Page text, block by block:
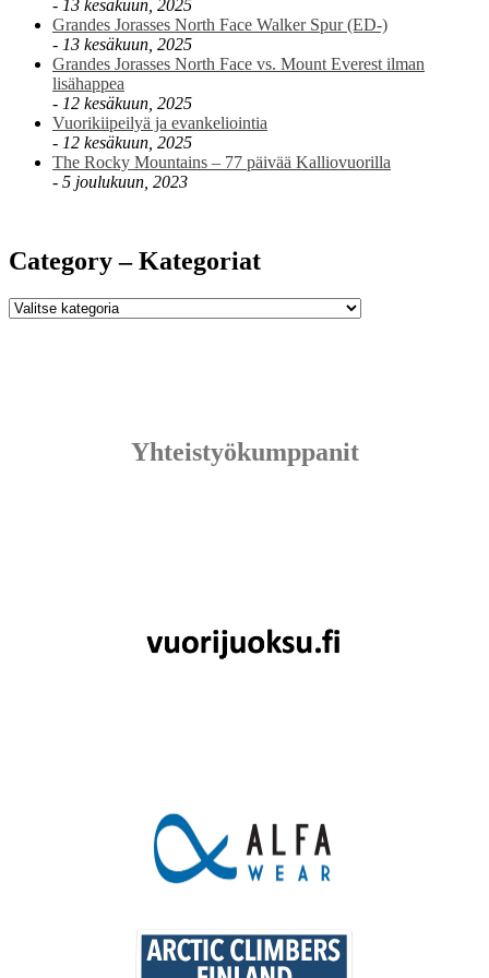
13 kesäkuun, 2025
Grandes Jorasses North Face Walker Spur (ED-)
13 kesäkuun, 2025
Grandes Jorasses North Face vs. Mount Everest ilman
lisähappea
12 kesäkuun, 2025
Vuorikiipeilyä ja evankeliointia
12 kesäkuun, 2025
The Rocky Mountains – 77 päivää Kalliovuorilla
5 joulukuun, 2023
Category – Kategoriat
Category
Yhteistyökumppanit